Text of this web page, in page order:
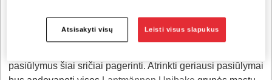
atliekame darbuotojų apklausą ir kviečiame išsakyti savo
nuomonę apie darbuotojų saugą ir sveikatą mūsų
pasiūlymus šiai sričiai pagerinti. Atrinkti geriausi pasiūlymai
Atsisakyti visų Leisti visus slapukus